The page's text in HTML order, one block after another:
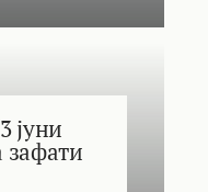
јуни
зафати